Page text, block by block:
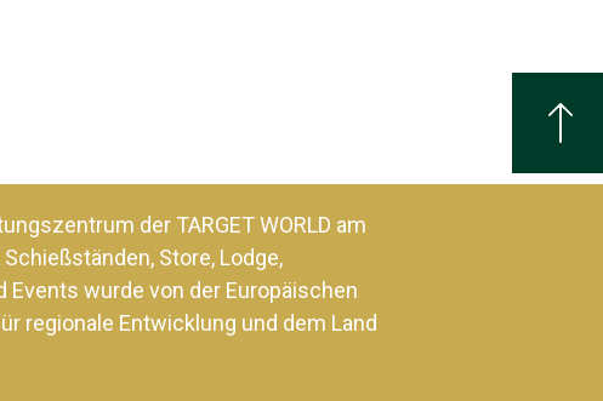
der TARGET WORLD am
Store, Lodge,
Events wurde von der Europäischen
regionale Entwicklung und dem Land